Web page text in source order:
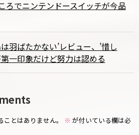
ろでニンテンドースイッチが今品
羽ばたかない’レビュー、’惜し
一印象だけど努力は認める
とはありません。 ※ が付いている欄は必